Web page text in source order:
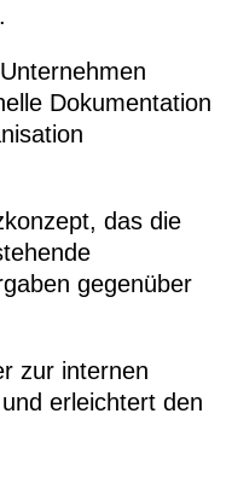
Dokumentation
das die
gegenüber
zur internen
erleichtert den